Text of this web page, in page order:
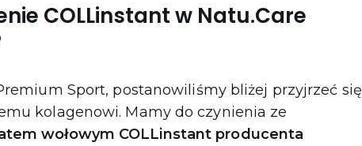
COLLinstant w Natu.Care
Sport, postanowiliśmy bliżej przyjrzeć się
kolagenowi. Mamy do czynienia ze
wołowym COLLinstant producenta